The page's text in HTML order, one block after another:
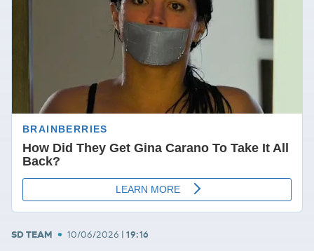
SD TEAM • 10/06/2026 | 19:16